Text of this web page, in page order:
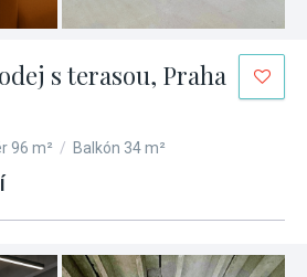
s terasou, Praha
96 m² / Balkón 34 m²